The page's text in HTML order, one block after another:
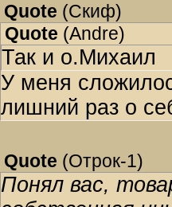
Quote (Скиф)
Quote (Andre)
Так и о.Михаил
У меня
лишний раз о
Quote (Отрок-1)
Понял вас,